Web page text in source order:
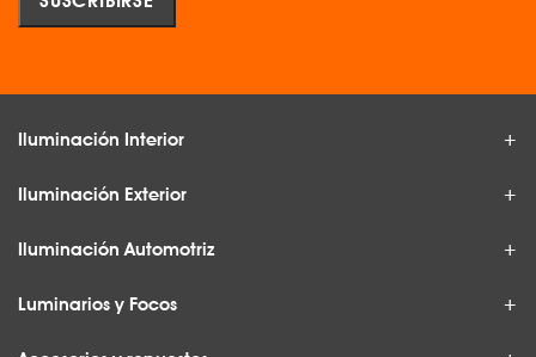
Iluminación Interior
Iluminación Exterior
Iluminación Automotriz
Luminarios y Focos